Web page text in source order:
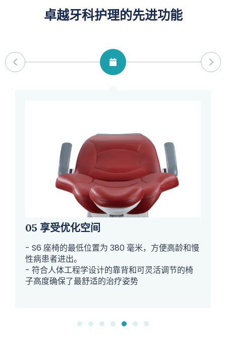
卓越牙科护理的先进功能
05 享受优化空间
- S6 座椅的最低位置为 380 毫米，方便高龄和慢
性病患者进出。
- 符合人体工程学设计的靠背和可灵活调节的椅
子高度确保了最舒适的治疗姿势